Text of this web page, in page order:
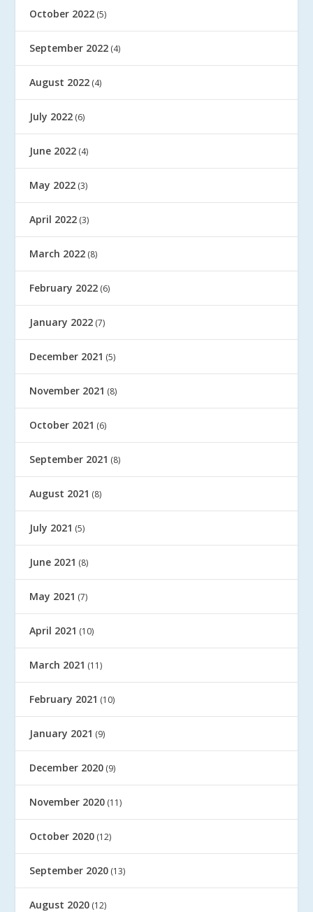
October 2022 (5)
September 2022 (4)
August 2022 (4)
July 2022 (6)
June 2022 (4)
May 2022 (3)
April 2022 (3)
March 2022 (8)
February 2022 (6)
January 2022 (7)
December 2021 (5)
November 2021 (8)
October 2021 (6)
September 2021 (8)
August 2021 (8)
July 2021 (5)
June 2021 (8)
May 2021 (7)
April 2021 (10)
March 2021 (11)
February 2021 (10)
January 2021 (9)
December 2020 (9)
November 2020 (11)
October 2020 (12)
September 2020 (13)
August 2020 (12)